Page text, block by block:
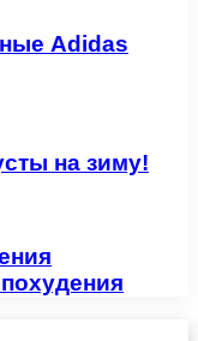
Adidas
на зиму!